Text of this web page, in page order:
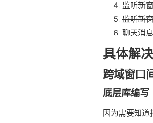
监听新
监听新
聊天消
具体解决
跨域窗口
底层库编写
因为需要知